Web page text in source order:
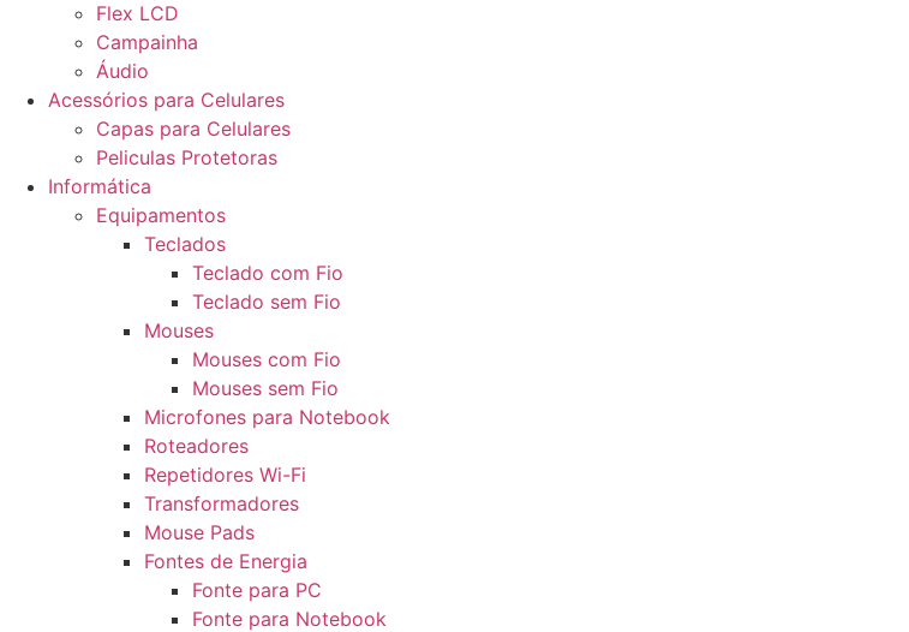
Flex LCD
Campainha
Áudio
Acessórios para Celulares
Capas para Celulares
Peliculas Protetoras
Informática
Equipamentos
Teclados
Teclado com Fio
Teclado sem Fio
Mouses
Mouses com Fio
Mouses sem Fio
Microfones para Notebook
Roteadores
Repetidores Wi-Fi
Transformadores
Mouse Pads
Fontes de Energia
Fonte para PC
Fonte para Notebook